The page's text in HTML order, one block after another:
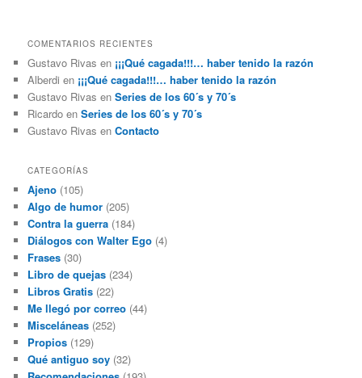
COMENTARIOS RECIENTES
Gustavo Rivas en ¡¡¡Qué cagada!!!… haber tenido la razón
Alberdi en ¡¡¡Qué cagada!!!… haber tenido la razón
Gustavo Rivas enSeries de los 60´s y 70´s
Ricardo enSeries de los 60´s y 70´s
Gustavo Rivas enContacto
CATEGORÍAS
Ajeno (105)
Algo de humor (205)
Contra la guerra (184)
Diálogos con Walter Ego (4)
Frases (30)
Libro de quejas (234)
Libros Gratis (22)
Me llegó por correo (44)
Misceláneas (252)
Propios (129)
Qué antiguo soy (32)